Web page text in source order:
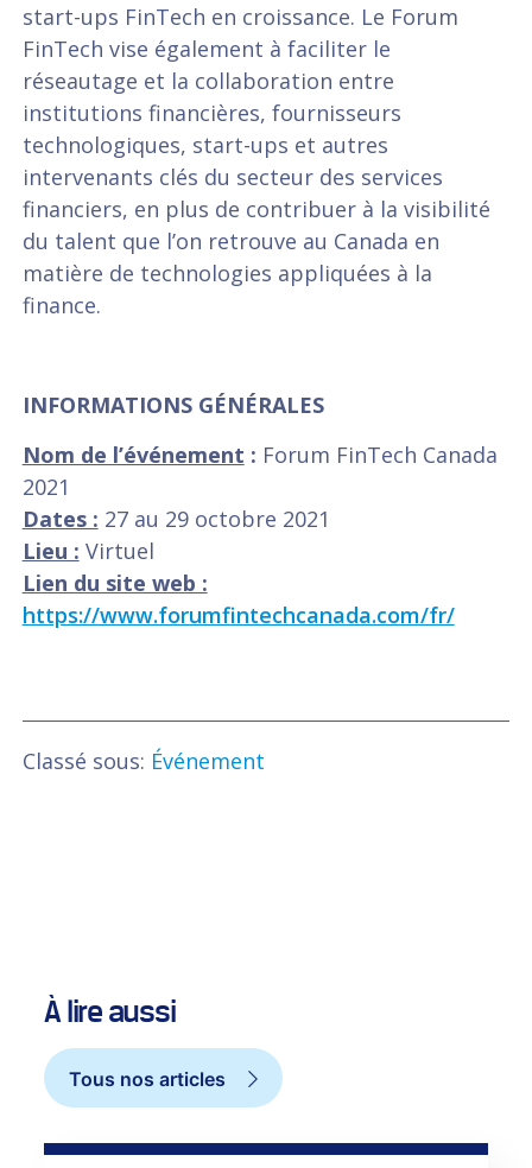
start-ups FinTech en croissance. Le Forum
FinTech vise également à faciliter le
réseautage et la collaboration entre
institutions financières, fournisseurs
technologiques, start-ups et autres
intervenants clés du secteur des services
financiers, en plus de contribuer à la visibilité
du talent que l’on retrouve au Canada en
matière de technologies appliquées à la
finance.
INFORMATIONS GÉNÉRALES
Nom de l’événement : Forum FinTech Canada
2021
Dates : 27 au 29 octobre 2021
Lieu : Virtuel
Lien du site web :
https://www.forumfintechcanada.com/fr/
Classé sous: Événement
À lire aussi
Tous nos articles